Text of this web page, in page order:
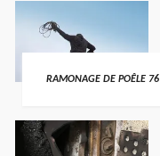
RAMONAGE DE POÊLE 76